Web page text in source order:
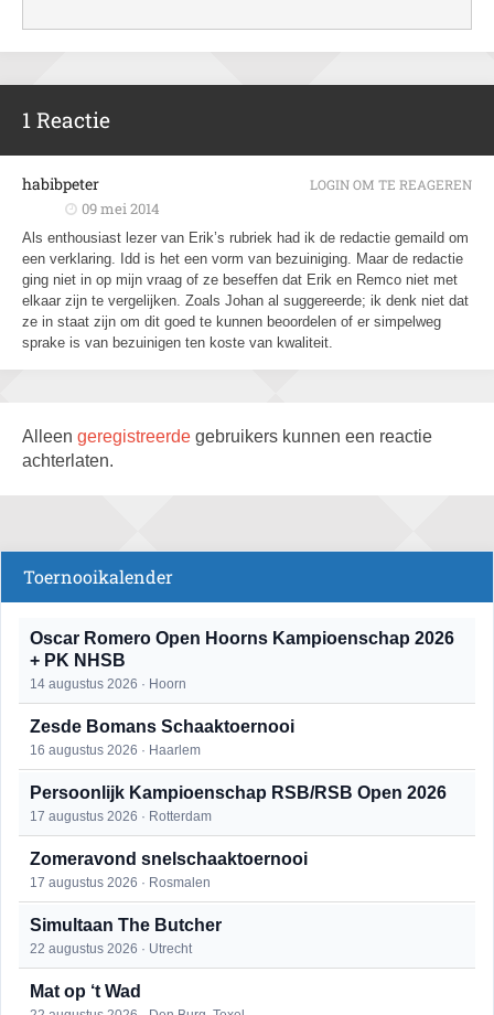
1 Reactie
habibpeter
09 mei 2014
Als enthousiast lezer van Erik’s rubriek had ik de redactie gemaild om
een verklaring. Idd is het een vorm van bezuiniging. Maar de redactie
ging niet in op mijn vraag of ze beseffen dat Erik en Remco niet met
elkaar zijn te vergelijken. Zoals Johan al suggereerde; ik denk niet dat
ze in staat zijn om dit goed te kunnen beoordelen of er simpelweg
sprake is van bezuinigen ten koste van kwaliteit.
LOGIN OM TE REAGEREN
Alleen geregistreerde gebruikers kunnen een reactie
achterlaten.
Toernooikalender
Oscar Romero Open Hoorns Kampioenschap 2026
+ PK NHSB
14 augustus 2026 · Hoorn
Zesde Bomans Schaaktoernooi
16 augustus 2026 · Haarlem
Persoonlijk Kampioenschap RSB/RSB Open 2026
17 augustus 2026 · Rotterdam
Zomeravond snelschaaktoernooi
17 augustus 2026 · Rosmalen
Simultaan The Butcher
22 augustus 2026 · Utrecht
Mat op ‘t Wad